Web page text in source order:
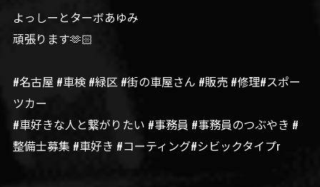
よっしーとターボあゆみ
頑張ります🫶🏻
#名古屋 #車検 #緑区 #街の車屋さん #販売 #修理#スポー
ツカー
#車好きな人と繋がりたい #事務員 #事務員のつぶやき #
整備士募集 #車好き #コーティング#シビックタイプr